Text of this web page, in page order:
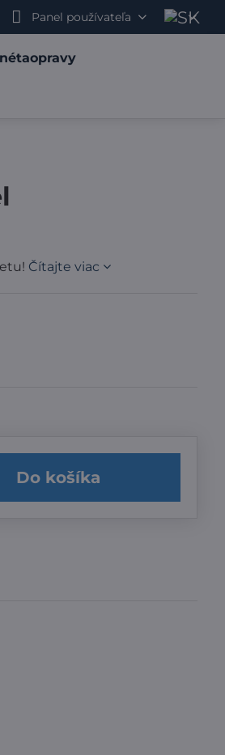
Panel používateľa
opravy
Čítajte viac
Do košíka